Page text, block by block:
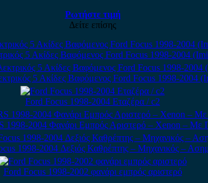
Ρωτήστε τιμή
Δείτε επίσης
5 Ακίδες Βαφόμενος Ford Focus 1998-2004
5 Ακίδες Βαφόμενος Ford Focus 1998-2004
Ford Focus 1998-2004 Εταζέρα / c2
1998-2004 Φανάρι Εμπρός Αριστερό – Xenon – Με
1998-2004 Δεξιός Καθρέπτης – Μηχανικός –
Ford Focus 1998-2002 φανάρι εμπρός αριστερό